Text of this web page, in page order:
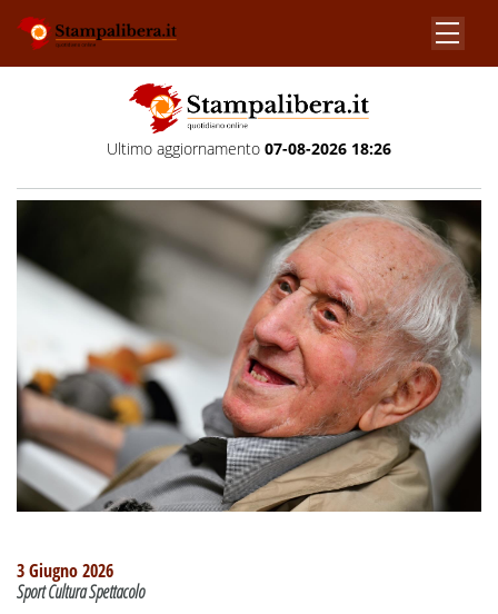
Ultimo aggiornamento 07-08-2026 18:26
3 Giugno 2026
Sport Cultura Spettacolo